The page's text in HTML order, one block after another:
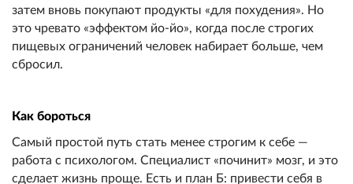
затем вновь покупают продукты «для похудения». Но
это чревато «эффектом йо-йо», когда после строгих
пищевых ограничений человек набирает больше, чем
сбросил.
Как бороться
Самый простой путь стать менее строгим к себе —
работа с психологом. Специалист «починит» мозг, и это
сделает жизнь проще. Есть и план Б: привести себя в